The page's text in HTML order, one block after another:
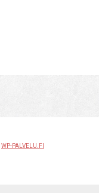
WP-PALVELU.FI